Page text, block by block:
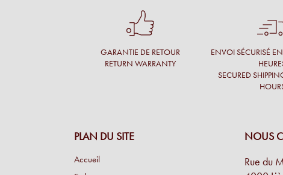
L'aide du choix des lunettes est extraordinaire. Jamais
Godefroid T.
J'ai été bien accueillie, l'opticien prend son temps,
fait des commentaires pertinents.
GARANTIE DE RETOUR
RETURN WARRANTY
ENVOI SÉCURISÉ
SECURED
PLAN DU SITE
Accueil
NOUS
Rue du